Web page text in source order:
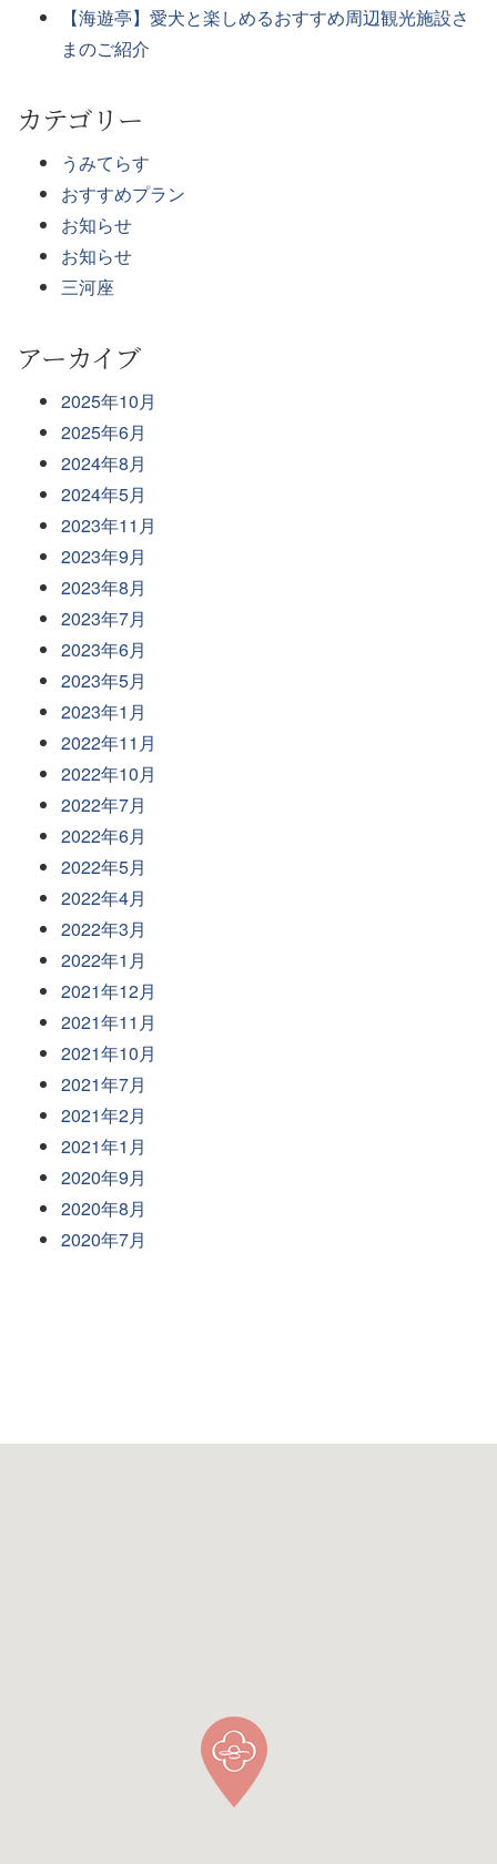
【海遊亭】愛犬と楽しめるおすすめ周辺観光施設さ
まのご紹介
カテゴリー
うみてらす
おすすめプラン
お知らせ
お知らせ
三河座
アーカイブ
2025年10月
2025年6月
2024年8月
2024年5月
2023年11月
2023年9月
2023年8月
2023年7月
2023年6月
2023年5月
2023年1月
2022年11月
2022年10月
2022年7月
2022年6月
2022年5月
2022年4月
2022年3月
2022年1月
2021年12月
2021年11月
2021年10月
2021年7月
2021年2月
2021年1月
2020年9月
2020年8月
2020年7月